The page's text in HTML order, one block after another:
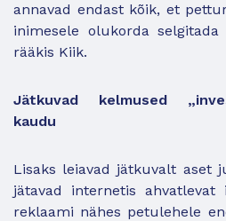
annavad endast kõik, et
inimesele olukorda
rääkis Kiik.
Jätkuvad kelmused
kaudu
Lisaks leiavad jätkuvalt aset
jätavad internetis ahvatlevat
reklaami nähes petulehele